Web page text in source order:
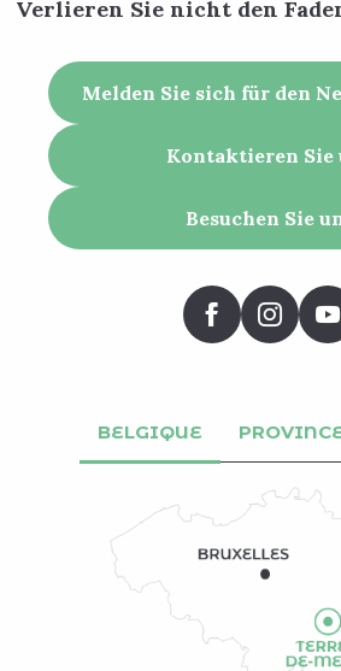
Verlieren Sie nicht den
Melden Sie sich für den
Kontaktieren Sie
Besuchen Sie
BELGIQUE